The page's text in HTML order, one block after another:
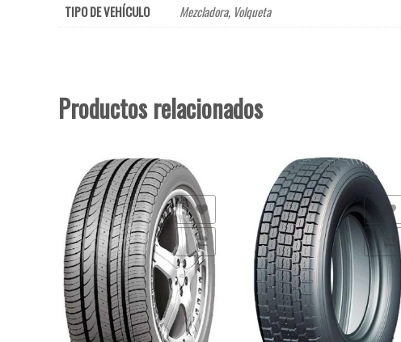
TIPO DE VEHÍCULO Mezcladora, Volqueta
Productos relacionados
Comparar
Añadir a la lista de deseos
Comparar
Añadir a la lista de deseos